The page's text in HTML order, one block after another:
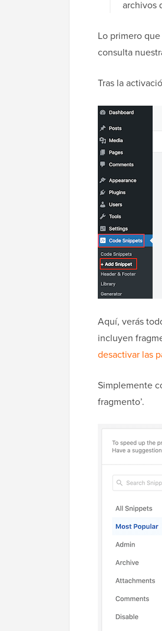
archivos
Lo primero
consulta
Tras la
Aquí, verás
incluyen
desactivar las
Simplemente
fragmento’.